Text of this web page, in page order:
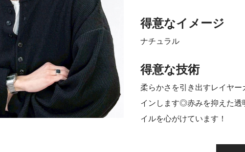
【Instagram：album_taichi
得意なイメージ
ナチュラル
得意な技術
柔らかさを引き出すレイヤ
インします◎赤みを抑えた透
イルを心がけています！